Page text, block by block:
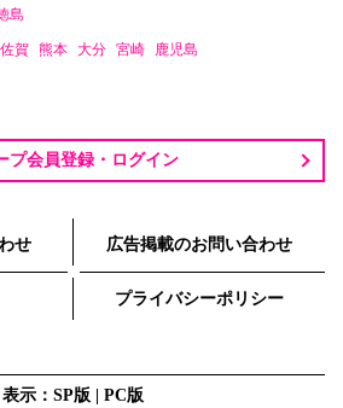
島
佐賀 熊本 大分 宮崎 鹿児島
プ会員登録・ログイン
せ 広告掲載のお問い合わせ
プライバシーポリシー
表示：SP版 | PC版